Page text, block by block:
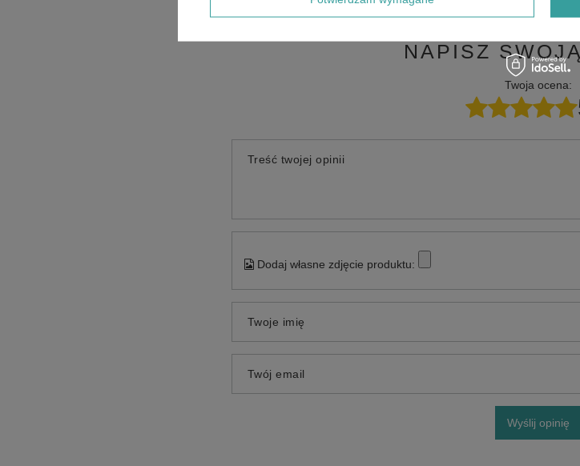
NAPISZ
Twoja ocena:
Treść twojej opinii
Dodaj własne zdjęcie produktu:
Twoje imię
Twój email
Wyślij opinię